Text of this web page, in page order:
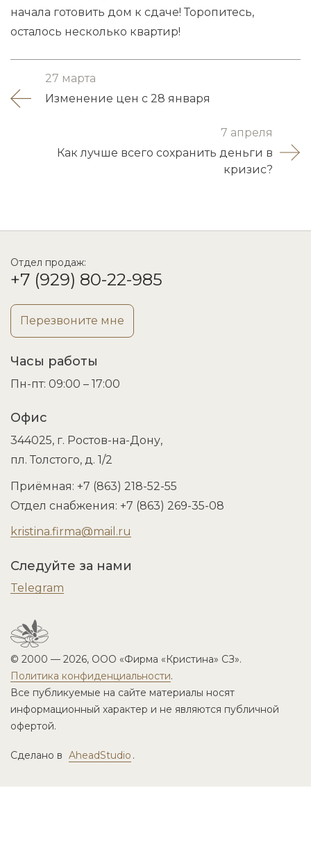
начала готовить дом к сдаче! Торопитесь,
осталось несколько квартир!
27 марта
Изменение цен с 28 января
7 апреля
Как лучше всего сохранить деньги в
кризис?
Отдел продаж:
+7 (929) 80-22-985
Перезвоните мне
Часы работы
Пн-пт: 09:00 – 17:00
Офис
344025, г. Ростов-на-Дону,
пл. Толстого, д. 1/2
Приёмная: +7 (863) 218-52-55
Отдел снабжения: +7 (863) 269-35-08
kristina.firma@mail.ru
Следуйте за нами
Telegram
© 2000 — 2026, ООО «Фирма «Кристина» СЗ».
Политика конфиденциальности.
Все публикуемые на сайте материалы носят
информационный характер и не являются публичной
офертой.
Сделано в AheadStudio .